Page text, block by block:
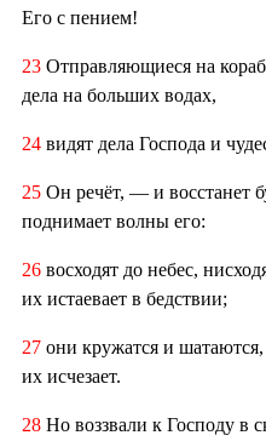
Его с пением!
23 Отправляющиеся на
дела на больших водах,
24 видят дела Господа и
25 Он речёт, — и восстанет
поднимает волны его:
26 восходят до небес,
их истаевает в бедствии;
27 они кружатся и
их исчезает.
28 Но воззвали к Господу в